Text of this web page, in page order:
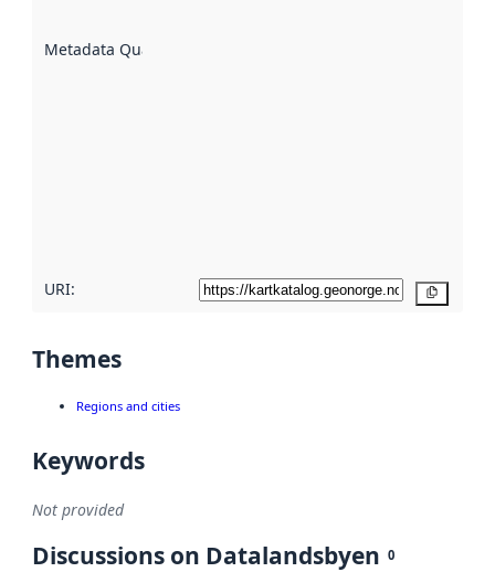
Metadata Quality
URI:
Themes
Regions and cities
Keywords
Not provided
Discussions on Datalandsbyen 0